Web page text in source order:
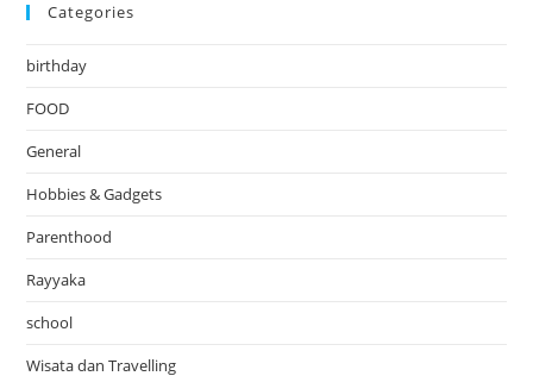
Categories
birthday
FOOD
General
Hobbies & Gadgets
Parenthood
Rayyaka
school
Wisata dan Travelling